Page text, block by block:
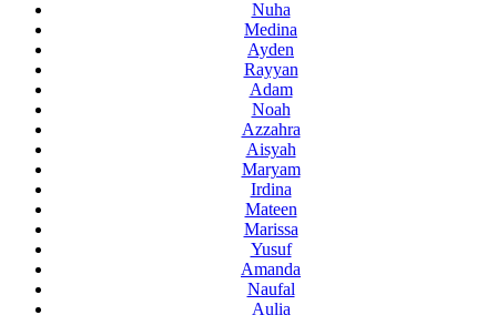
Nuha
Medina
Ayden
Rayyan
Adam
Noah
Azzahra
Aisyah
Maryam
Irdina
Mateen
Marissa
Yusuf
Amanda
Naufal
Aulia